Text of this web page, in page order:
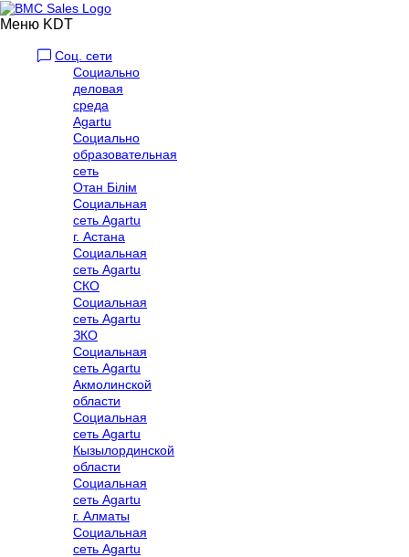
Меню KDT
Соц. сети
Социально
деловая
среда
Agartu
Социально
образовательная
сеть
Отан Бiлiм
Социальная
сеть Agartu
г. Астана
Социальная
сеть Agartu
СКО
Социальная
сеть Agartu
ЗКО
Социальная
сеть Agartu
Акмолинской
области
Социальная
сеть Agartu
Кызылординской
области
Социальная
сеть Agartu
г. Алматы
Социальная
сеть Agartu